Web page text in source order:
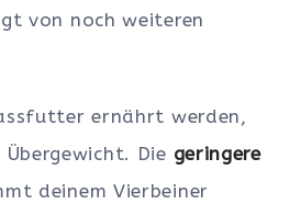
von noch weiteren
ernährt werden,
Die geringere
deinem Vierbeiner